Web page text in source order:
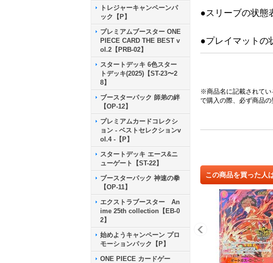
トレジャーキャンペーンパ
ック【P】
プレミアムブースター ONE
PIECE CARD THE BEST v
ol.2【PRB-02】
スタートデッキ 6色スター
トデッキ(2025)【ST-23〜2
8】
ブースターパック 師弟の絆
【OP-12】
プレミアムカードコレクシ
ョン - ベストセレクションv
ol.4 -【P】
スタートデッキ エース&ニ
ューゲート【ST-22】
ブースターパック 神速の拳
【OP-11】
エクストラブースター An
ime 25th collection【EB-0
2】
始めようキャンペーン プロ
モーションパック【P】
ONE PIECE カードゲー
●スリーブの状態
●プレイマットの
※商品名に記載されてい
で購入の際、必ず商品
この商品を買った人